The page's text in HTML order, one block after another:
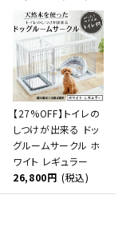
【27%OFF】トイレの
しつけが出来る ドッ
グルームサークル ホ
ワイト レギュラー
26,800円 (税込)